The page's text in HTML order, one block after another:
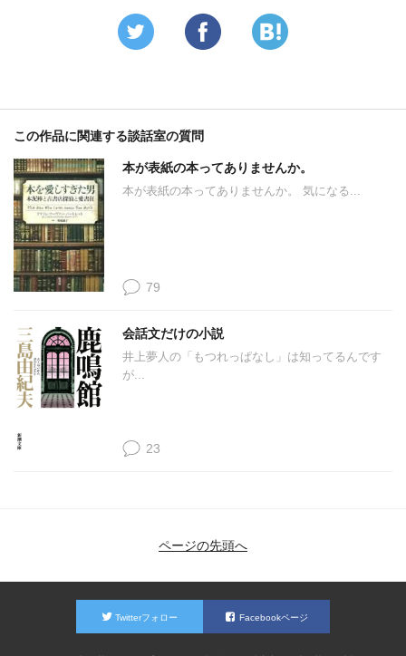
この作品に関連する談話室の質問
本が表紙の本ってありませんか。
本が表紙の本ってありませんか。 気になる...
79
会話文だけの小説
井上夢人の「もつれっぱなし」は知ってるんです
が...
23
ページの先頭へ
Twitterフォロー Facebookページ